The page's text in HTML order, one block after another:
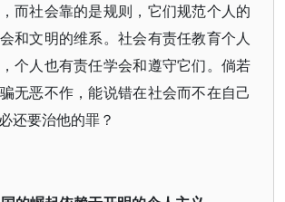
而社会靠的是规则，它们规范个人的
和文明的维系。社会有责任教育个人
个人也有责任学会和遵守它们。倘若
无恶不作，能说错在社会而不在自己
还要治他的罪？